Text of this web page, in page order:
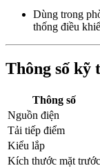
Dùng trong
thống điều
Thông số kỹ
Thông số
Nguồn điện
Tải tiếp điểm
Kiểu lắp
Kích thước mặt trước